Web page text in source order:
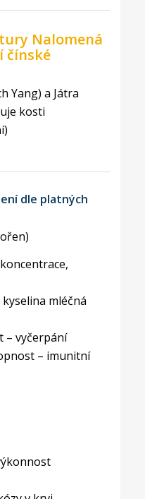
Nalomená
čínské
Yang) a Játra
kosti
dle platných
mléčná
– vyčerpání
– imunitní